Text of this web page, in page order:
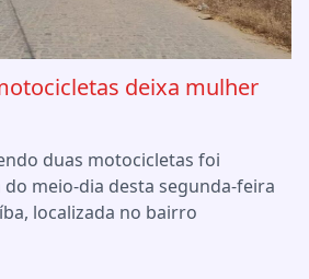
deixa mulher
duas motocicletas foi
meio-dia desta segunda-feira
localizada no bairro